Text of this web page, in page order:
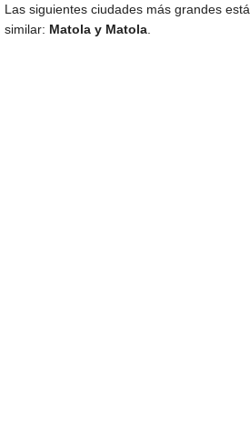
Las siguientes ciudades más grandes
similar: Matola y Matola